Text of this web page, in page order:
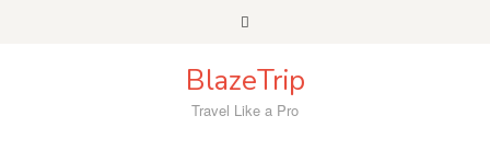
BlazeTrip
Travel Like a Pro